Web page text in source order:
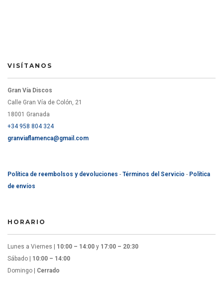
VISÍTANOS
Gran Vía Discos
Calle Gran Vía de Colón, 21
18001 Granada
+34 958 804 324
granviaflamenca@gmail.com
Política de reembolsos y devoluciones - Términos del Servicio - Política
de envíos
HORARIO
Lunes a Viernes | 10:00 – 14:00 y 17:00 – 20:30
Sábado | 10:00 – 14:00
Domingo | Cerrado